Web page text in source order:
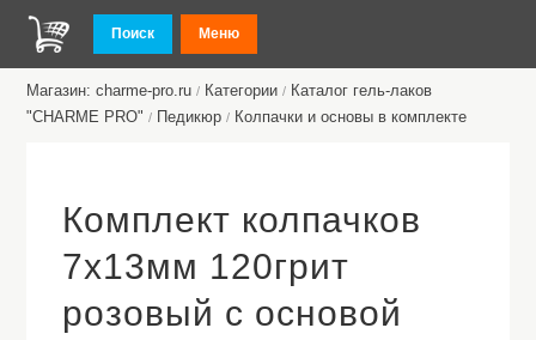
Поиск Меню
Магазин: charme-pro.ru / Категории / Каталог гель-лаков
"CHARME PRO" / Педикюр / Колпачки и основы в комплекте
Комплект колпачков
7х13мм 120грит
розовый с основой